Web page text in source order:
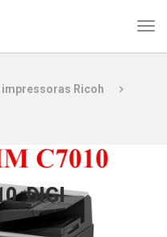
Ricoh